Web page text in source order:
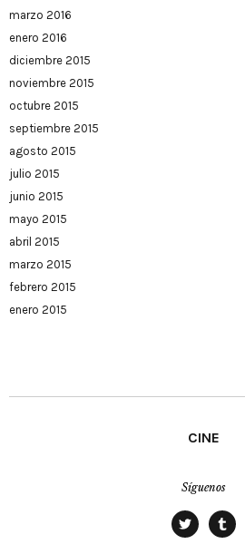
marzo 2016
enero 2016
diciembre 2015
noviembre 2015
octubre 2015
septiembre 2015
agosto 2015
julio 2015
junio 2015
mayo 2015
abril 2015
marzo 2015
febrero 2015
enero 2015
CINE
Síguenos